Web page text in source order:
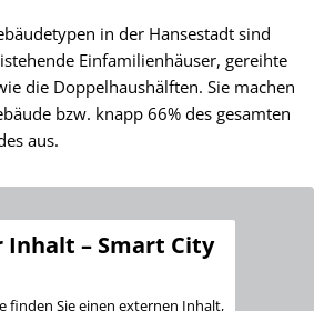
in der Hansestadt sind
Einfamilienhäuser, gereihte
die Doppelhaushälften. Sie machen
bzw. knapp 66% des gesamten
aus.
Inhalt – Smart City
finden Sie einen externen Inhalt,